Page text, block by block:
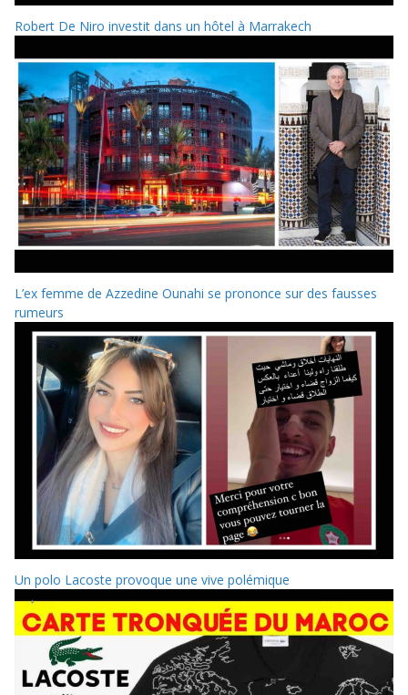
Robert De Niro investit dans un hôtel à Marrakech
L’ex femme de Azzedine Ounahi se prononce sur des fausses
rumeurs
Un polo Lacoste provoque une vive polémique